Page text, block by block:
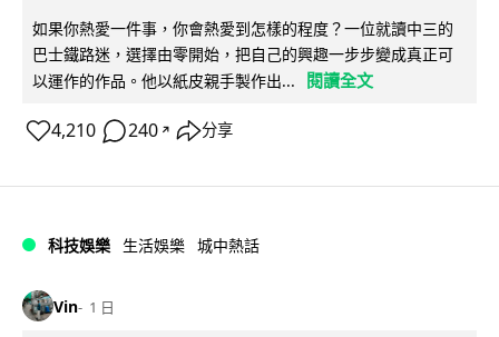
如果你熱愛一件事，你會熱愛到怎樣的程度？一位就讀中三的
巴士鐵路迷，選擇由零開始，把自己的興趣一步步變成真正可
以運作的作品。他以紙皮親手製作出...
閱讀全文
4,210 240 ↗ 分享
科技娛樂 生活娛樂 城中熱話
Vin 1 日